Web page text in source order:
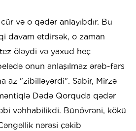
və o qədər anlayıbdır. Bu
davam etdirsək, o zaman
öləydi və yaxud heç
onun anlaşılmaz ərəb-fars
az "zibilləyərdi". Sabir, Mirzə
Dədə Qorquda qədər
vəhhabilikdi. Bünövrəni, kökü
nərəsi çəkib